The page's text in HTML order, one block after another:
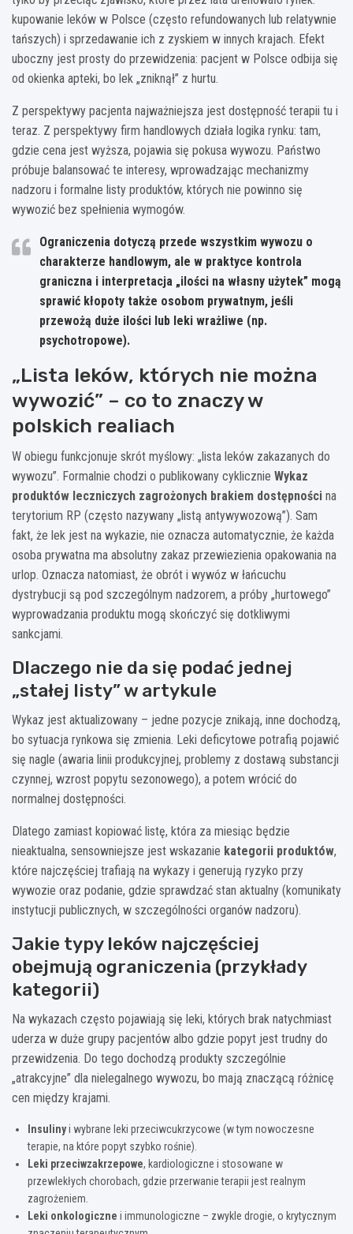
kupowanie leków w Polsce (często refundowanych lub relatywnie
tańszych) i sprzedawanie ich z zyskiem w innych krajach. Efekt
uboczny jest prosty do przewidzenia: pacjent w Polsce odbija się
od okienka apteki, bo lek „zniknął” z hurtu.
Z perspektywy pacjenta najważniejsza jest dostępność terapii tu i
teraz. Z perspektywy firm handlowych działa logika rynku: tam,
gdzie cena jest wyższa, pojawia się pokusa wywozu. Państwo
próbuje balansować te interesy, wprowadzając mechanizmy
nadzoru i formalne listy produktów, których nie powinno się
wywozić bez spełnienia wymogów.
Ograniczenia dotyczą przede wszystkim wywozu o
charakterze handlowym, ale w praktyce kontrola
graniczna i interpretacja „ilości na własny użytek” mogą
sprawić kłopoty także osobom prywatnym, jeśli
przewożą duże ilości lub leki wrażliwe (np.
psychotropowe).
„Lista leków, których nie można
wywozić” – co to znaczy w
polskich realiach
W obiegu funkcjonuje skrót myślowy: „lista leków zakazanych do
wywozu”. Formalnie chodzi o publikowany cyklicznie Wykaz
produktów leczniczych zagrożonych brakiem dostępności na
terytorium RP (często nazywany „listą antywywozową”). Sam
fakt, że lek jest na wykazie, nie oznacza automatycznie, że każda
osoba prywatna ma absolutny zakaz przewiezienia opakowania na
urlop. Oznacza natomiast, że obrót i wywóz w łańcuchu
dystrybucji są pod szczególnym nadzorem, a próby „hurtowego”
wyprowadzania produktu mogą skończyć się dotkliwymi
sankcjami.
Dlaczego nie da się podać jednej
„stałej listy” w artykule
Wykaz jest aktualizowany – jedne pozycje znikają, inne dochodzą,
bo sytuacja rynkowa się zmienia. Leki deficytowe potrafią pojawić
się nagle (awaria linii produkcyjnej, problemy z dostawą substancji
czynnej, wzrost popytu sezonowego), a potem wrócić do
normalnej dostępności.
Dlatego zamiast kopiować listę, która za miesiąc będzie
nieaktualna, sensowniejsze jest wskazanie kategorii produktów,
które najczęściej trafiają na wykazy i generują ryzyko przy
wywozie oraz podanie, gdzie sprawdzać stan aktualny (komunikaty
instytucji publicznych, w szczególności organów nadzoru).
Jakie typy leków najczęściej
obejmują ograniczenia (przykłady
kategorii)
Na wykazach często pojawiają się leki, których brak natychmiast
uderza w duże grupy pacjentów albo gdzie popyt jest trudny do
przewidzenia. Do tego dochodzą produkty szczególnie
„atrakcyjne” dla nielegalnego wywozu, bo mają znaczącą różnicę
cen między krajami.
Insulinyi wybrane leki przeciwcukrzycowe (w tym nowoczesne
terapie, na które popyt szybko rośnie).
Leki przeciwzakrzepowe, kardiologiczne i stosowane w
przewlekłych chorobach, gdzie przerwanie terapii jest realnym
zagrożeniem.
Leki onkologiczne i immunologiczne – zwykle drogie, o krytycznym